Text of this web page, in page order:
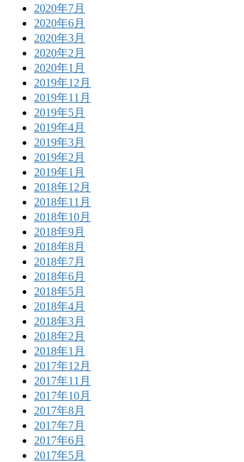
2020年7月
2020年6月
2020年3月
2020年2月
2020年1月
2019年12月
2019年11月
2019年5月
2019年4月
2019年3月
2019年2月
2019年1月
2018年12月
2018年11月
2018年10月
2018年9月
2018年8月
2018年7月
2018年6月
2018年5月
2018年4月
2018年3月
2018年2月
2018年1月
2017年12月
2017年11月
2017年10月
2017年8月
2017年7月
2017年6月
2017年5月